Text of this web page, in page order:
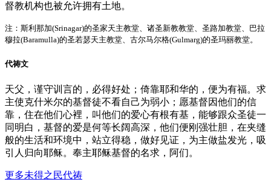
督教机构也被允许拥有土地。
注：斯利那加(Srinagar)的圣家天主教堂、诸圣新教教堂、圣路加教堂、巴拉
穆拉(Baramulla)的圣若瑟天主教堂、古尔马尔格(Gulmarg)的圣玛丽教堂。
代祷文
天父，谨守训言的，必得好处；倚靠耶和华的，便为有福。求
主使克什米尔的基督徒不看自己为弱小；愿基督因他们的信
靠，住在他们心裡，叫他们的爱心有根有基，能够跟众圣徒一
同明白，基督的爱是何等长阔高深，他们便刚强壮胆，在夹缝
般的生活和环境中，站立得稳，做好见证，为主做盐发光，吸
引人归向耶稣。奉主耶稣基督的名求，阿们。
更多未得之民代祷